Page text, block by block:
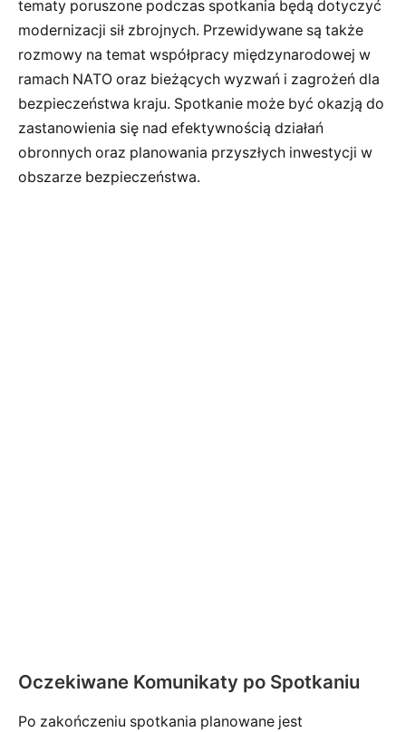
tematy poruszone podczas spotkania będą dotyczyć
modernizacji sił zbrojnych. Przewidywane są także
rozmowy na temat współpracy międzynarodowej w
ramach NATO oraz bieżących wyzwań i zagrożeń dla
bezpieczeństwa kraju. Spotkanie może być okazją do
zastanowienia się nad efektywnością działań
obronnych oraz planowania przyszłych inwestycji w
obszarze bezpieczeństwa.
Oczekiwane Komunikaty po Spotkaniu
Po zakończeniu spotkania planowane jest